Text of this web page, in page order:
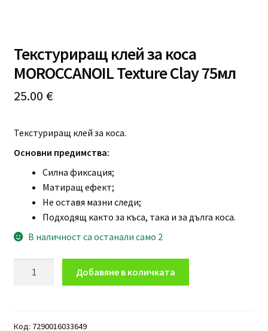
Специални предложения
Текстуриращ клей за коса
MOROCCANOIL Texture Clay 75мл
25.00 €
Текстуриращ клей за коса.
Основни предимства:
Силна фиксация;
Матиращ ефект;
Не оставя мазни следи;
Подходящ както за къса, така и за дълга коса.
В наличност са останали само 2
за
Добавяне в количката
Код: 7290016033649